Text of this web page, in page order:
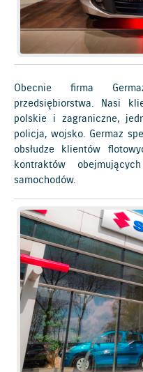
Obecnie firma
przedsiębiorstwa. Nasi
polskie i zagraniczne,
policja, wojsko. Germaz
obsłudze klientów
kontraktów
samochodów.